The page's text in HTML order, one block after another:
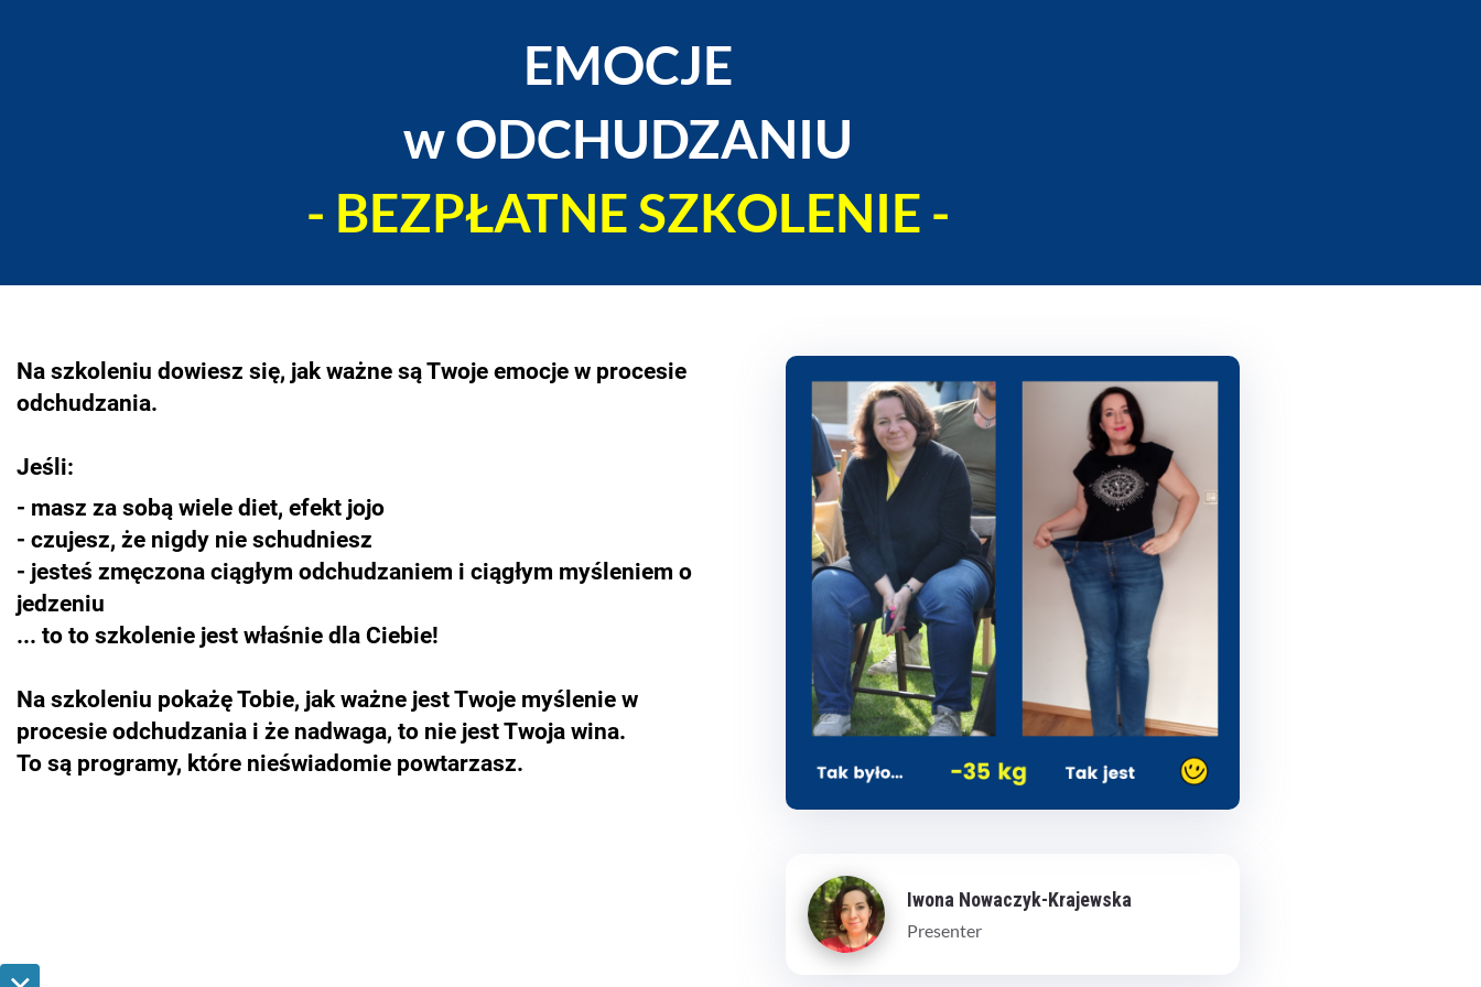
EMOCJE
​​​​​​​w ODCHUDZANIU
- BEZPŁATNE SZKOLENIE -
Na szkoleniu dowiesz się, jak ważne są Twoje emocje w procesie
odchudzania.
​​​​​Jeśli:
- masz za sobą wiele diet, efekt jojo
- czujesz, że nigdy nie schudniesz
- jesteś zmęczona ciągłym odchudzaniem i ciągłym myśleniem o
jedzeniu
... to to szkolenie jest właśnie dla Ciebie!
​​​​​​​Na szkoleniu pokażę Tobie, jak ważne jest Twoje myślenie w
procesie odchudzania i że nadwaga, to nie jest Twoja wina.
​​​​​​​To są programy, które nieświadomie powtarzasz.
Iwona Nowaczyk-Krajewska
Presenter